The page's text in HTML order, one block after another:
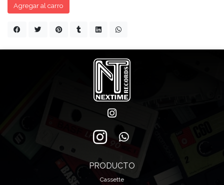
Agregar al carro
PRODUCTO
Cassette